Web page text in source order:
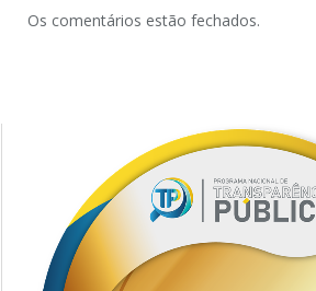
Os comentários estão fechados.